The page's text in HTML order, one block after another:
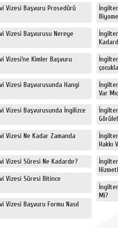
Vizesi Başvuru Prosedürü
Vizesi Başvurusu Nereye
Vizesi’ne Kimler Başvuru
Vizesi Başvurusunda Hangi
Vizesi Başvurusunda İngilizce
Vizesi Ne Kadar Zamanda
Vizesi Süresi Ne Kadardır?
Vizesi Süresi Bitince
Vizesi Başvuru Formu Nasıl
Var
Hakkı
Mi?